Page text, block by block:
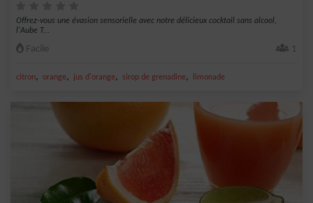
Offrez-vous une évasion sensorielle avec notre délicieux cocktail sans alcool,
l'Aube T...
Facile 1
citron, orange, jus d'orange, sirop de grenadine, limonade